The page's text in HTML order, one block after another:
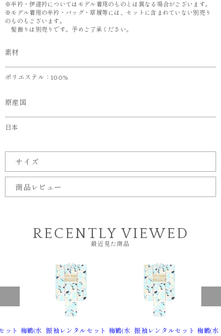
※半衿・伊達衿についてはモデル着用のものとは異なる場合がございます。
※モデル着用の半衿・バッグ・草履等には、セットに含まれていない別売り
のものもございます。
髪飾りは別売りです。予めご了承ください。
素材
ポリエステル：100%
原産国
日本
サイズ
商品レビュー
RECENTLY VIEWED
最近見た商品
ット 梅鶴(水
振袖レンタルセット 梅鶴(水
振袖レンタルセット 梅鶴(水